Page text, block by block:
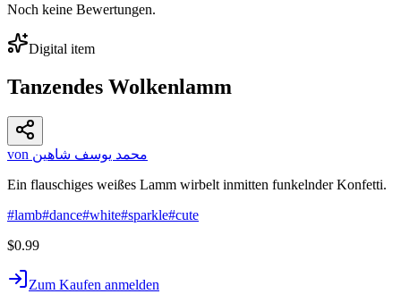
Noch keine Bewertungen.
Digital item
Tanzendes Wolkenlamm
von محمد يوسف شاهين
Ein flauschiges weißes Lamm wirbelt inmitten funkelnder Konfetti.
#lamb#dance#white#sparkle#cute
$0.99
Zum Kaufen anmelden